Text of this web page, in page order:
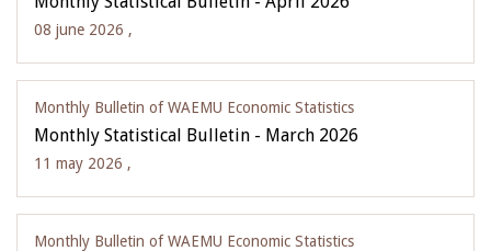
08 june 2026 ,
Monthly Bulletin of WAEMU Economic Statistics
Monthly Statistical Bulletin - March 2026
11 may 2026 ,
Monthly Bulletin of WAEMU Economic Statistics